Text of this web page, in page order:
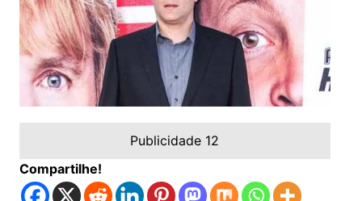
Publicidade 12
Compartilhe!